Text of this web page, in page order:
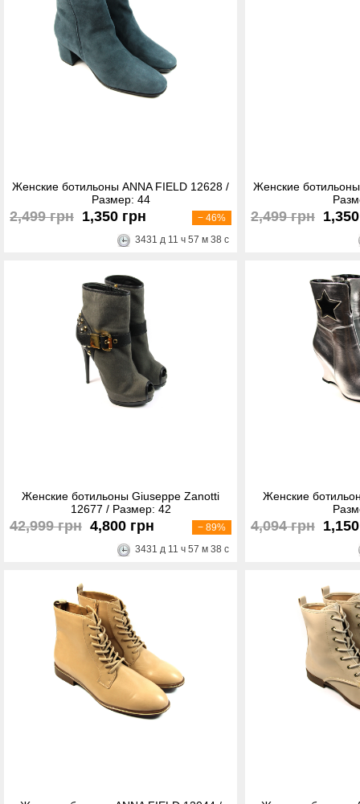
Женские ботильоны ANNA FIELD 12628 /
Размер: 44
2,499 грн 1,350 грн
− 46%
3431 д 11 ч 57 м 38 с
Женские
2,499 грн
Женские ботильоны Giuseppe Zanotti
12677 / Размер: 42
42,999 грн 4,800 грн
− 89%
3431 д 11 ч 57 м 38 с
Женские
4,094 грн